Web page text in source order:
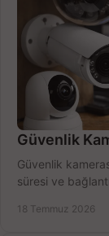
Güvenlik
Güvenlik
süresi ve
18 Temmuz 2026